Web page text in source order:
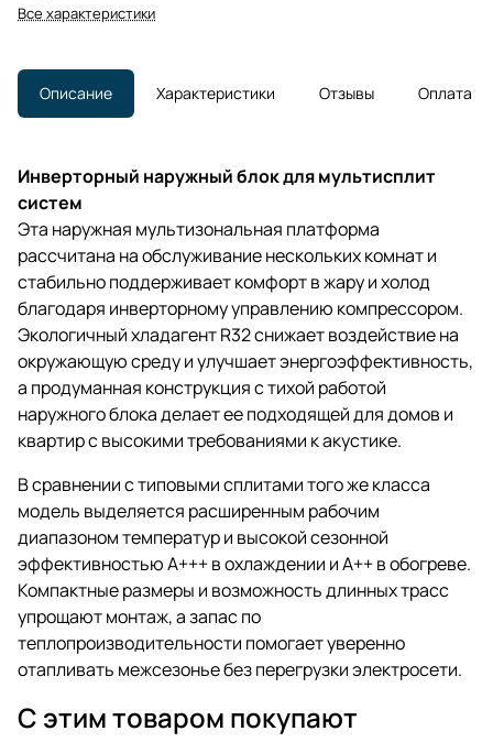
Все характеристики
Описание Характеристики Отзывы Оплата
Инверторный наружный блок для мультисплит
систем
Эта наружная мультизональная платформа
рассчитана на обслуживание нескольких комнат и
стабильно поддерживает комфорт в жару и холод
благодаря инверторному управлению компрессором.
Экологичный хладагент R32 снижает воздействие на
окружающую среду и улучшает энергоэффективность,
а продуманная конструкция с тихой работой
наружного блока делает ее подходящей для домов и
квартир с высокими требованиями к акустике.
В сравнении с типовыми сплитами того же класса
модель выделяется расширенным рабочим
диапазоном температур и высокой сезонной
эффективностью A+++ в охлаждении и A++ в обогреве.
Компактные размеры и возможность длинных трасс
упрощают монтаж, а запас по
теплопроизводительности помогает уверенно
отапливать межсезонье без перегрузки электросети.
С этим товаром покупают